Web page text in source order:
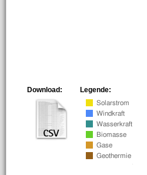
Legende:
Download: